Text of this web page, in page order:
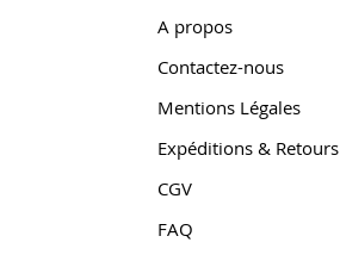
750 SUPER TENERE
A propos
Contactez-nous
Mentions Légales
Expéditions & Retours
CGV
FAQ